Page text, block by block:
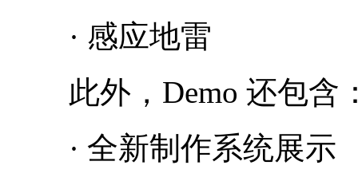
· 感应地雷
此外，Demo 还包含
· 全新制作系统展示